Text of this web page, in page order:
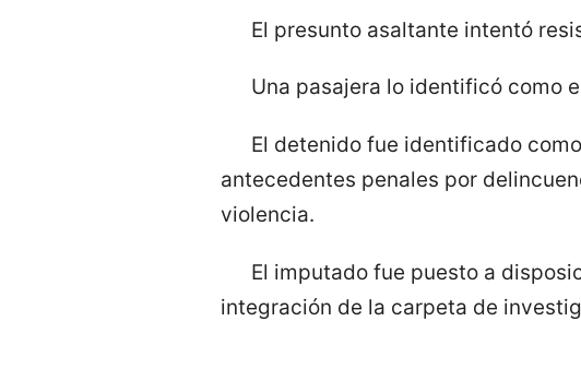
El presunto asaltante intentó
Una pasajera lo identificó como
El detenido fue identificado
antecedentes penales por
violencia.
El imputado fue puesto a
integración de la carpeta de